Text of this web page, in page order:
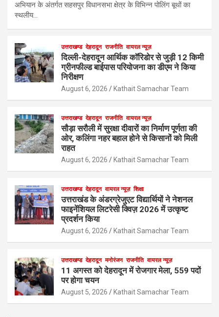
अभियान के अंतर्गत सहसपुर विधानसभा क्षेत्र के विभिन्न पोलिंग बूथों का
स्थलीय…
उत्तराखण्ड देहरादून राजनीति वायरल न्यूज़
दिल्ली-देहरादून आर्थिक कॉरिडोर से जुड़ी 12 किमी
ग्रीनफील्ड बाईपास परियोजना का डीएम ने किया
निरीक्षण
August 6, 2026 Kathait Samachar Team
उत्तराखण्ड देहरादून राजनीति वायरल न्यूज़
सौड़ा सरौली में सुरक्षा दीवारों का निर्माण पूर्णता की
ओर, कलिंगा नहर बहाल होने से किसानों को मिली
राहत
August 6, 2026 Kathait Samachar Team
उत्तराखण्ड देहरादून वायरल न्यूज़ शिक्षा
उत्तराखंड के अंडरग्रेजुएट विद्यार्थियों ने नेशनल
फाइनेंशियल लिटरेसी क्विज़ 2026 में उत्कृष्ट
प्रदर्शन किया
August 6, 2026 Kathait Samachar Team
उत्तराखण्ड देहरादून मनोरंजन राजनीति वायरल न्यूज़
11 अगस्त को देहरादून में रोजगार मेला, 559 पदों
पर होगा चयन
August 5, 2026 Kathait Samachar Team